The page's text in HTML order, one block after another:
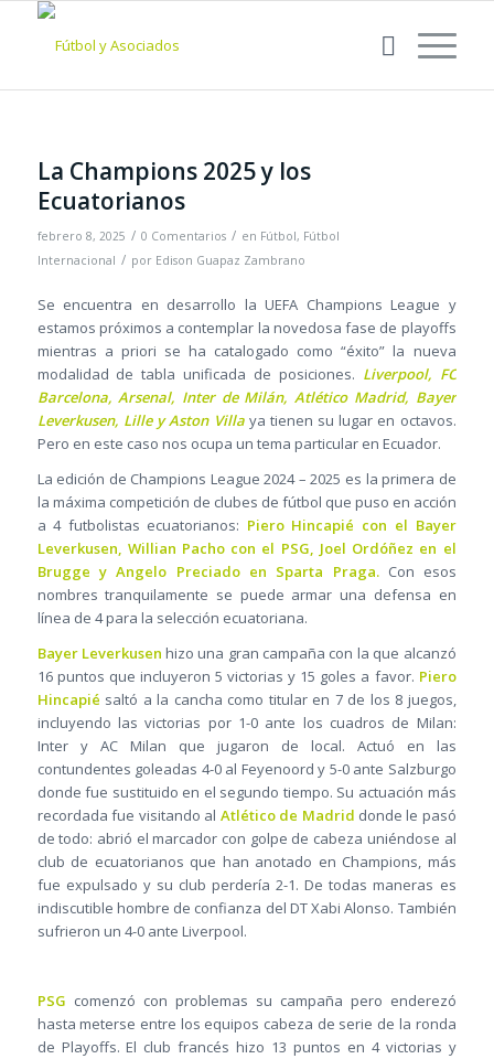
La Champions 2025 y los
Ecuatorianos
febrero 8, 2025 / 0 Comentarios / en Fútbol, Fútbol
Internacional / por Edison Guapaz Zambrano
Se encuentra en desarrollo la UEFA Champions League y
estamos próximos a contemplar la novedosa fase de playoffs
mientras a priori se ha catalogado como “éxito” la nueva
modalidad de tabla unificada de posiciones. Liverpool, FC
Barcelona, Arsenal, Inter de Milán, Atlético Madrid, Bayer
Leverkusen, Lille y Aston Villa ya tienen su lugar en octavos.
Pero en este caso nos ocupa un tema particular en Ecuador.
La edición de Champions League 2024 – 2025 es la primera de
la máxima competición de clubes de fútbol que puso en acción
a 4 futbolistas ecuatorianos: Piero Hincapié con el Bayer
Leverkusen, Willian Pacho con el PSG, Joel Ordóñez en el
Brugge y Angelo Preciado en Sparta Praga.Con esos
nombres tranquilamente se puede armar una defensa en
línea de 4 para la selección ecuatoriana.
Bayer Leverkusen hizo una gran campaña con la que alcanzó
16 puntos que incluyeron 5 victorias y 15 goles a favor. Piero
Hincapié saltó a la cancha como titular en 7 de los 8 juegos,
incluyendo las victorias por 1-0 ante los cuadros de Milan:
Inter y AC Milan que jugaron de local. Actuó en las
contundentes goleadas 4-0 al Feyenoord y 5-0 ante Salzburgo
donde fue sustituido en el segundo tiempo. Su actuación más
recordada fue visitando al Atlético de Madrid donde le pasó
de todo: abrió el marcador con golpe de cabeza uniéndose al
club de ecuatorianos que han anotado en Champions, más
fue expulsado y su club perdería 2-1. De todas maneras es
indiscutible hombre de confianza del DT Xabi Alonso. También
sufrieron un 4-0 ante Liverpool.
PSG comenzó con problemas su campaña pero enderezó
hasta meterse entre los equipos cabeza de serie de la ronda
de Playoffs. El club francés hizo 13 puntos en 4 victorias y